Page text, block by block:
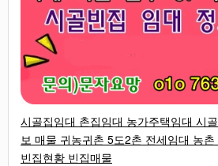
시골집임대 촌집임대 농가주택임대 시
보 매물 귀농귀촌 5도2촌 전세임대 농
빈집현황 빈집매물